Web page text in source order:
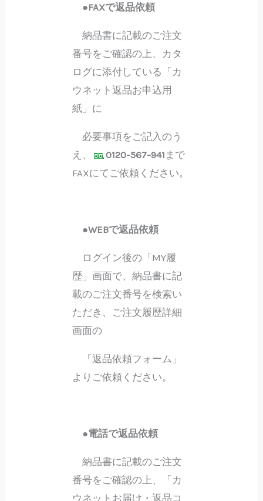
●FAXで返品依頼
納品書に記載のご注文
番号をご確認の上、カタ
ログに添付している「カ
ウネット返品お申込用
紙」に
必要事項をご記入のう
え、
0120-567-941 まで
FAXにてご依頼ください。
●WEBで返品依頼
ログイン後の「MY履
歴」画面で、納品書に記
載のご注文番号を検索い
ただき、ご注文履歴詳細
画面の
「返品依頼フォーム」
よりご依頼ください。
●電話で返品依頼
納品書に記載のご注文
番号をご確認の上、「カ
ウネットお届け・返品コ